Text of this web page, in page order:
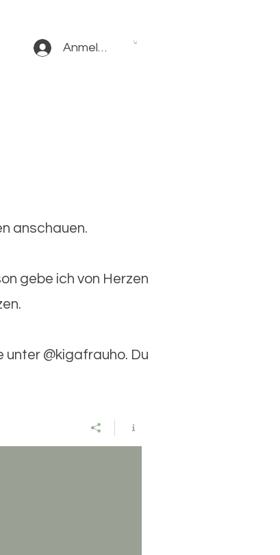
Anmelden
anschauen.
gebe ich von Herzen
@kigafrauho. Du